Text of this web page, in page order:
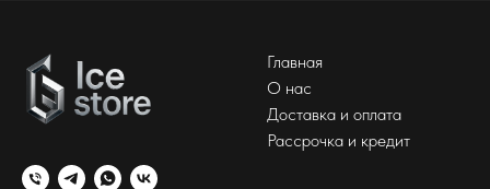
Главная
О нас
Доставка и оплата
Рассрочка и кредит